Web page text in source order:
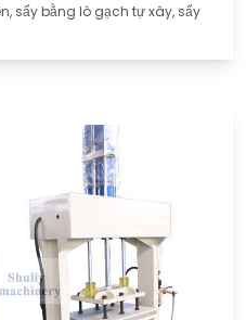
sấy bằng lò gạch tự xây, sấy